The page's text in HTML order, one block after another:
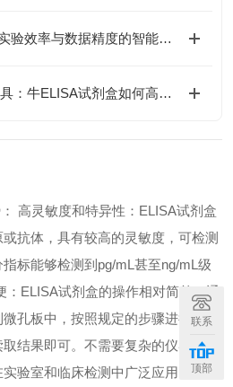
小鼠ELISA试剂盒：提升实验效率与数据精度的智能方案
牛类生物实验精准检测工具：牛ELISA试剂盒如何高效完成牛源样本目标蛋白定量分析？
高灵敏度和特异性：ELISA试剂盒
抗体，具有较高的灵敏度，可检测
标能够检测到pg/mL甚至ng/mL级
：ELISA试剂盒的操作相对简单，通
孔板中，按照规定的步骤进行孵育
结果即可。不需要复杂的仪器设备
验室和临床检测中广泛应用。 高通
联系
顶部